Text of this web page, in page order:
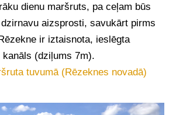
dienu maršruts, pa ceļam būs
aizsprosti, savukārt pirms
ir iztaisnota, ieslēgta
(dziļums 7m).
tuvumā (Rēzeknes novadā)